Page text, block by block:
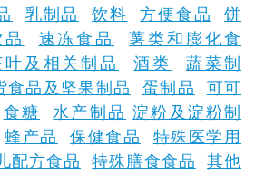
乳制品 饮料 方便食品
饼
速冻食品
薯类和膨化食
叶及相关制品 酒类
蔬菜制
食品及坚果制品 蛋制品
可可
食糖 水产制品 淀粉及淀粉制
蜂产品 保健食品
特殊医学用
配方食品 特殊膳食食品
其他